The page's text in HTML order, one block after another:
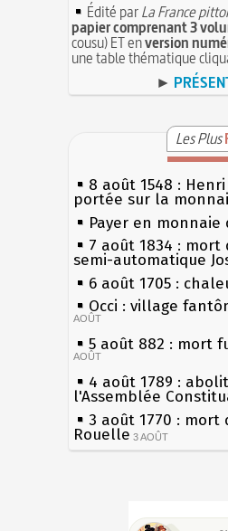
Édité parLa France
papier comprenant 3
cousu) ET enversion
une table thématique
►
Les Plus
8 août 1548 :
portée sur la
Payer en monnaie
7 août 1834 :
semi-automatique
6 août 1705 :
Occi : village
AOÛT
5 août 882 : mort
AOÛT
4 août 1789 :
l'Assemblée
3 août 1770 : mort
Rouelle 3 AOÛT
Musée Jean de La
les siècles